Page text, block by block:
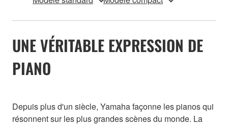
UNE VÉRITABLE EXPRESSION DE
PIANO
Depuis plus d'un siècle, Yamaha façonne les pianos qui
résonnent sur les plus grandes scènes du monde. La